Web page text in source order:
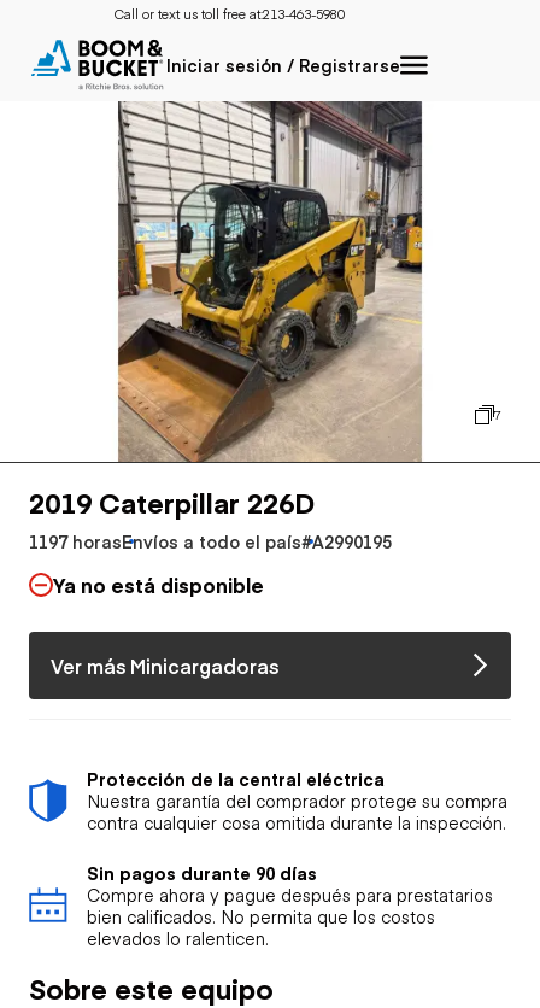
Call or text us toll free at:213-463-5980
Iniciar sesión / Registrarse
7
2019 Caterpillar 226D
1197 horasEnvíos a todo el país#A2990195
Ya no está disponible
Ver más Minicargadoras
Protección de la central eléctrica
Nuestra garantía del comprador protege su compra
contra cualquier cosa omitida durante la inspección.
Sin pagos durante 90 días
Compre ahora y pague después para prestatarios
bien calificados. No permita que los costos
elevados lo ralenticen.
Sobre este equipo